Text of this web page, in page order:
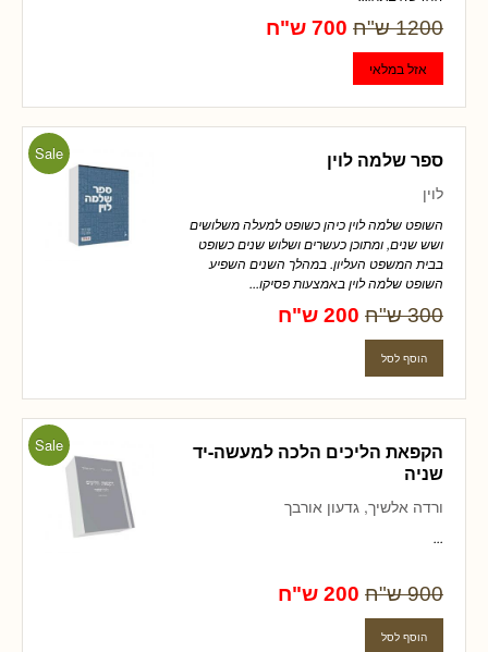
1200 ש"ח 700 ש"ח
Sale ספר שלמה לוין
לוין
השופט שלמה לוין כיהן כשופט למעלה משלושים
ושש שנים, ומתוכן כעשרים ושלוש שנים כשופט
בבית המשפט העליון. במהלך השנים השפיע
השופט שלמה לוין באמצעות פסיקו...
300 ש"ח 200 ש"ח
Sale
הקפאת הליכים הלכה למעשה-יד
שניה
ורדה אלשיך, גדעון אורבך
...
900 ש"ח 200 ש"ח